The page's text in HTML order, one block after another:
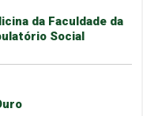
da Faculdade da
Social